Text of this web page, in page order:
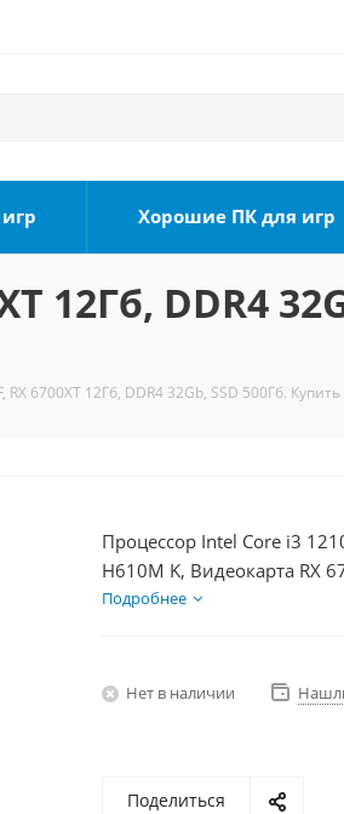
Хорошие ПК для игр
12Гб, DDR4
6700XT 12Гб, DDR4 32Gb, SSD 500Гб.
Процессор Intel Core i3
H610M K, Видеокарта RX
750Вт
Подробнее
Нет в наличии
Поделиться